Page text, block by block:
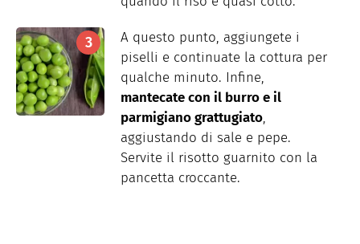
A questo punto, aggiungete i
piselli e continuate la cottura per
qualche minuto. Infine,
mantecate con il burro e il
parmigiano grattugiato,
aggiustando di sale e pepe.
Servite il risotto guarnito con la
pancetta croccante.